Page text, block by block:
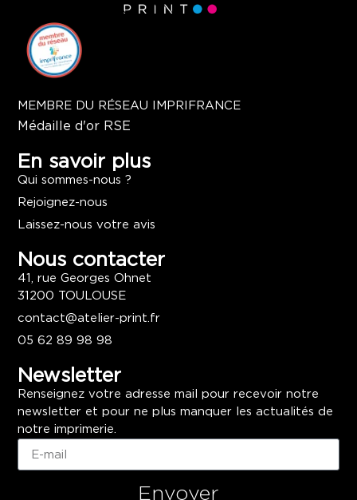
MEMBRE DU RÉSEAU IMPRIFRANCE
Médaille d'or RSE
En savoir plus
Qui sommes-nous ?
Rejoignez-nous
Laissez-nous votre avis
Nous contacter
41, rue Georges Ohnet
31200 TOULOUSE
contact@atelier-print.fr
05 62 89 98 98
Newsletter
Renseignez votre adresse mail pour recevoir notre
newsletter et pour ne plus manquer les actualités de
notre imprimerie.
Envoyer